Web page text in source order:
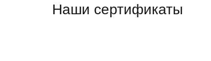
Наши сертификаты